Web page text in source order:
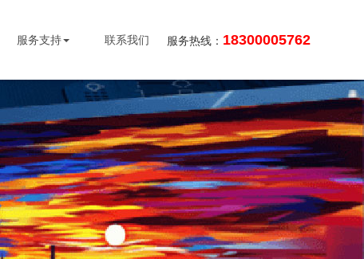
服务支持 联系我们 服务热线： 18300005762